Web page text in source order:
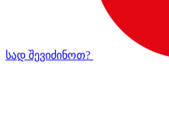
სად შევიძინოთ?